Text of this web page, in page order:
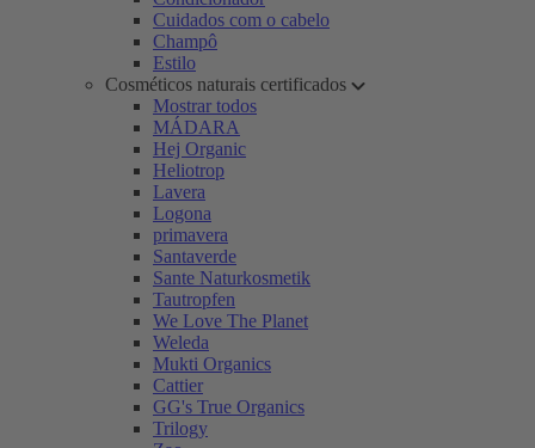
Cuidados com o cabelo
Champô
Estilo
Cosméticos naturais certificados
Mostrar todos
MÁDARA
Hej Organic
Heliotrop
Lavera
Logona
primavera
Santaverde
Sante Naturkosmetik
Tautropfen
We Love The Planet
Weleda
Mukti Organics
Cattier
GG's True Organics
Trilogy